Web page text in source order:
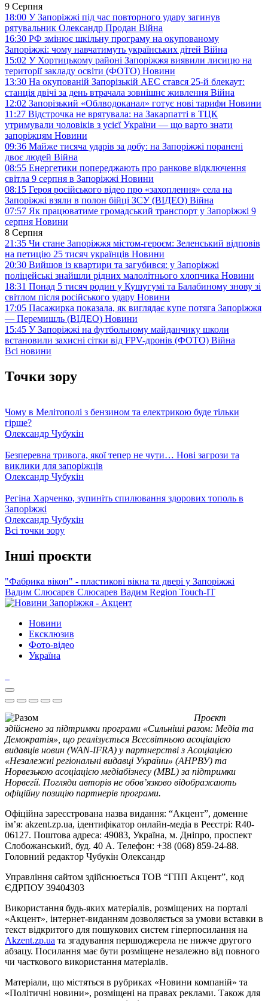
9 Серпня
18:00 У Запоріжжі під час повторного удару загинув
рятувальник Олександр Продан Війна
16:30 РФ змінює шкільну програму на окупованому
Запоріжжі: чому навчатимуть українських дітей Війна
15:02 У Хортицькому районі Запоріжжя виявили лисицю на
території закладу освіти (ФОТО) Новини
13:30 На окупованій Запорізькій АЕС стався 25-й блекаут:
станція двічі за день втрачала зовнішнє живлення Війна
12:02 Запорізький «Облводоканал» готує нові тарифи Новини
11:27 Відстрочка не врятувала: на Закарпатті в ТЦК
утримували чоловіків з усієї України — що варто знати
запоріжцям Новини
09:36 Майже тисяча ударів за добу: на Запоріжжі поранені
двоє людей Війна
08:55 Енергетики попереджають про ранкове відключення
світла 9 серпня в Запоріжжі Новини
08:15 Героя російського відео про «захоплення» села на
Запоріжжі взяли в полон бійці ЗСУ (ВІДЕО) Війна
07:57 Як працюватиме громадський транспорт у Запоріжжі 9
серпня Новини
8 Серпня
21:35 Чи стане Запоріжжя містом-героєм: Зеленський відповів
на петицію 25 тисяч українців Новини
20:30 Вийшов із квартири та загубився: у Запоріжжі
поліцейські знайшли рідних малолітнього хлопчика Новини
18:31 Понад 5 тисяч родин у Кушугумі та Балабиному знову зі
світлом після російського удару Новини
17:05 Пасажирка показала, як виглядає купе потяга Запоріжжя
— Перемишль (ВІДЕО) Новини
15:45 У Запоріжжі на футбольному майданчику школи
встановили захисні сітки від FPV-дронів (ФОТО) Війна
Всі новини
Точки зору
Чому в Мелітополі з бензином та електрикою буде тільки
гірше?
Олександр Чубукін
Безперевна тривога, якої тепер не чути… Нові загрози та
виклики для запоріжців
Олександр Чубукін
Регіна Харченко, зупиніть спилювання здорових тополь в
Запоріжжі
Олександр Чубукін
Всі точки зору
Інші проєкти
"Фабрика вікон" - пластикові вікна та двері у Запоріжжі
Вадим Слюсарєв Слюсарев Вадим Region Touch-IT
Новини
Ексклюзив
Фото-відео
Україна
Проєкт
здійснено за підтримки програми «Сильніші разом: Медіа та
Демократія», що реалізується Всесвітньою асоціацією
видавців новин (WAN-IFRA) у партнерстві з Асоціацією
«Незалежні регіональні видавці України» (АНРВУ) та
Норвезькою асоціацією медіабізнесу (MBL) за підтримки
Норвегії. Погляди авторів не обов’язково відображають
офіційну позицію партнерів програми.
Офіційна зареєстрована назва видання: “Акцент”, доменне
ім’я: akzent.zp.ua, ідентифікатор онлайн-медіа в Реєстрі: R40-
06127. Поштова адреса: 49083, Україна, м. Дніпро, проспект
Слобожанський, буд. 40 А. Телефон: +38 (068) 859-24-88.
Головний редактор Чубукін Олександр
Управління сайтом здійснюється ТОВ “ГПП Акцент”, код
ЄДРПОУ 39404303
Використання будь-яких матеріалів, розміщених на порталі
«Акцент», інтернет-виданням дозволяється за умови вставки в
текст відкритого для пошукових систем гіперпосилання на
Akzent.zp.ua та згадування першоджерела не нижче другого
абзацу. Посилання має бути розміщене незалежно від повного
чи часткового використання матеріалів.
Матеріали, що містяться в рубриках «Новини компаній» та
«Політичні новини», розміщені на правах реклами. Також для